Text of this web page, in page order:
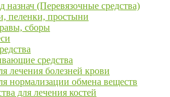
назнач (Перевязочные средства)
пеленки, простыни
сборы
средства
лечения болезней крови
нормализации обмена веществ
для лечения костей